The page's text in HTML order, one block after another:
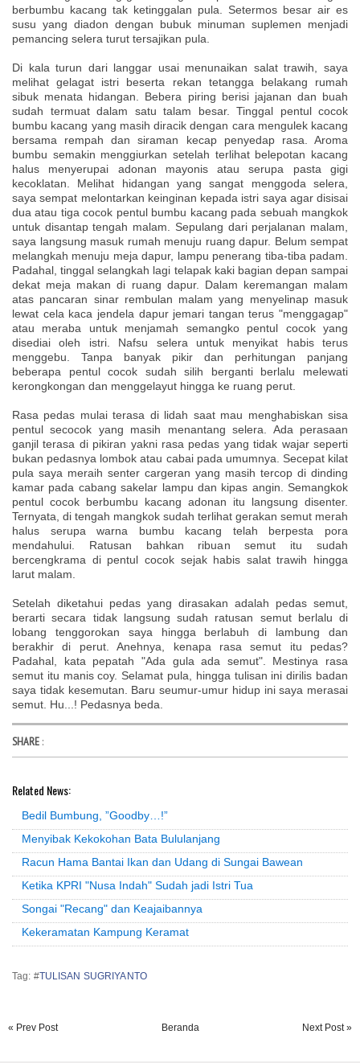
berbumbu kacang tak ketinggalan pula. Setermos besar air es
susu yang diadon dengan bubuk minuman suplemen menjadi
pemancing selera turut tersajikan pula.
Di kala turun dari langgar usai menunaikan salat trawih, saya
melihat gelagat istri beserta rekan tetangga belakang rumah
sibuk menata hidangan. Bebera piring berisi jajanan dan buah
sudah termuat dalam satu talam besar. Tinggal pentul cocok
bumbu kacang yang masih diracik dengan cara mengulek kacang
bersama rempah dan siraman kecap penyedap rasa. Aroma
bumbu semakin menggiurkan setelah terlihat belepotan kacang
halus menyerupai adonan mayonis atau serupa pasta gigi
kecoklatan. Melihat hidangan yang sangat menggoda selera,
saya sempat melontarkan keinginan kepada istri saya agar disisai
dua atau tiga cocok pentul bumbu kacang pada sebuah mangkok
untuk disantap tengah malam. Sepulang dari perjalanan malam,
saya langsung masuk rumah menuju ruang dapur. Belum sempat
melangkah menuju meja dapur, lampu penerang tiba-tiba padam.
Padahal, tinggal selangkah lagi telapak kaki bagian depan sampai
dekat meja makan di ruang dapur. Dalam keremangan malam
atas pancaran sinar rembulan malam yang menyelinap masuk
lewat cela kaca jendela dapur jemari tangan terus "menggagap"
atau meraba untuk menjamah semangko pentul cocok yang
disediai oleh istri. Nafsu selera untuk menyikat habis terus
menggebu. Tanpa banyak pikir dan perhitungan panjang
beberapa pentul cocok sudah silih berganti berlalu melewati
kerongkongan dan menggelayut hingga ke ruang perut.
Rasa pedas mulai terasa di lidah saat mau menghabiskan sisa
pentul secocok yang masih menantang selera. Ada perasaan
ganjil terasa di pikiran yakni rasa pedas yang tidak wajar seperti
bukan pedasnya lombok atau cabai pada umumnya. Secepat kilat
pula saya meraih senter cargeran yang masih tercop di dinding
kamar pada cabang sakelar lampu dan kipas angin. Semangkok
pentul cocok berbumbu kacang adonan itu langsung disenter.
Ternyata, di tengah mangkok sudah terlihat gerakan semut merah
halus serupa warna bumbu kacang telah berpesta pora
mendahului. Ratusan bahkan ribuan semut itu sudah
bercengkrama di pentul cocok sejak habis salat trawih hingga
larut malam.
Setelah diketahui pedas yang dirasakan adalah pedas semut,
berarti secara tidak langsung sudah ratusan semut berlalu di
lobang tenggorokan saya hingga berlabuh di lambung dan
berakhir di perut. Anehnya, kenapa rasa semut itu pedas?
Padahal, kata pepatah "Ada gula ada semut". Mestinya rasa
semut itu manis coy. Selamat pula, hingga tulisan ini dirilis badan
saya tidak kesemutan. Baru seumur-umur hidup ini saya merasai
semut. Hu...! Pedasnya beda.
SHARE :
Related News:
Bedil Bumbung, ”Goodby…!”
Menyibak Kekokohan Bata Bululanjang
Racun Hama Bantai Ikan dan Udang di Sungai Bawean
Ketika KPRI "Nusa Indah" Sudah jadi Istri Tua
Songai "Recang" dan Keajaibannya
Kekeramatan Kampung Keramat
Tag: #TULISAN SUGRIYANTO
« Prev Post Next Post »
Beranda